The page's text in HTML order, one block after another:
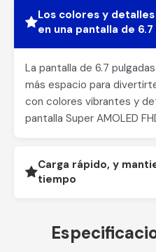
Los colores y
en una pantalla de
La pantalla de 6.7
más espacio para
con colores vibrantes y
pantalla Super AMOLED
Carga rápido, y
tiempo